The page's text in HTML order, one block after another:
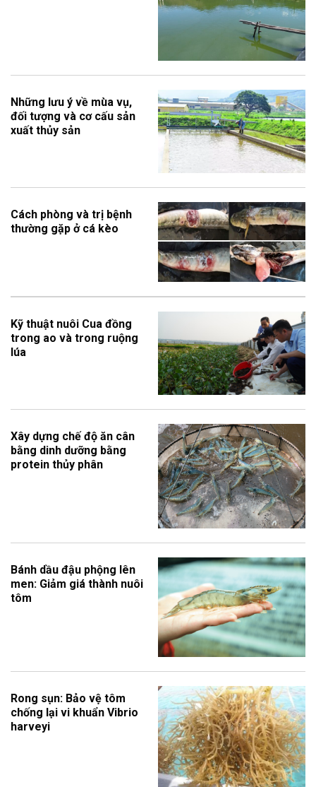
Những lưu ý về mùa vụ,
đối tượng và cơ cấu sản
xuất thủy sản
Cách phòng và trị bệnh
thường gặp ở cá kèo
Kỹ thuật nuôi Cua đồng
trong ao và trong ruộng
lúa
Xây dựng chế độ ăn cân
bằng dinh dưỡng bằng
protein thủy phân
Bánh dầu đậu phộng lên
men: Giảm giá thành nuôi
tôm
Rong sụn: Bảo vệ tôm
chống lại vi khuẩn Vibrio
harveyi